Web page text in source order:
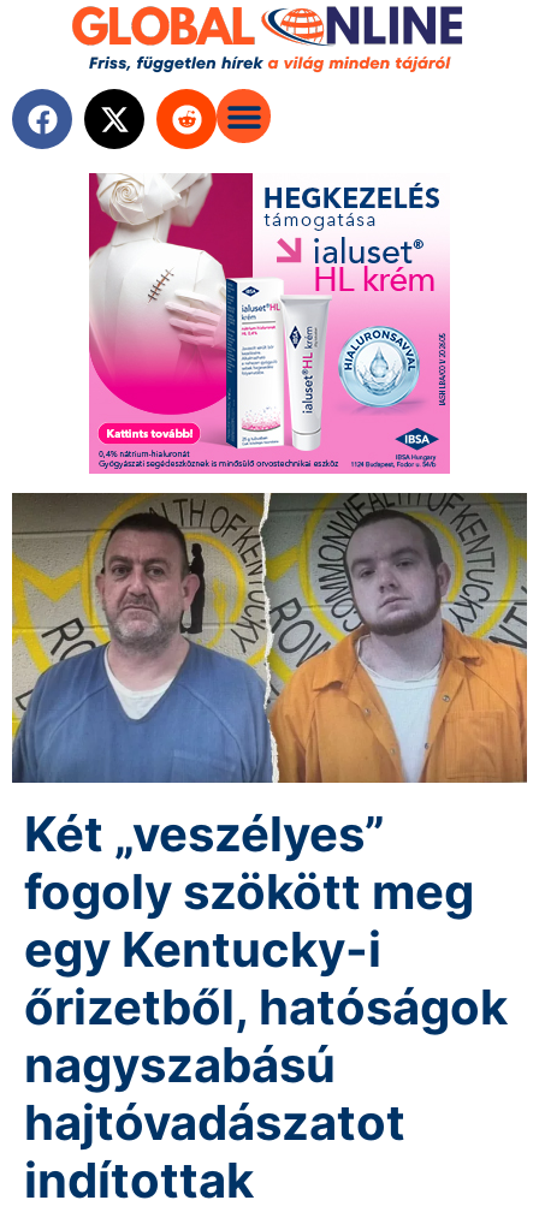
Két „veszélyes”
fogoly szökött meg
egy Kentucky-i
őrizetből, hatóságok
nagyszabású
hajtóvadászatot
indítottak